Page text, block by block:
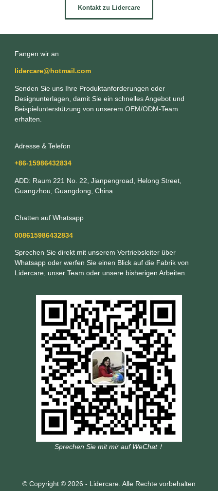
Kontakt zu Lidercare
Fangen wir an
lidercare@hotmail.com
Senden Sie uns Ihre Produktanforderungen oder
Designunterlagen, damit Sie ein schnelles Angebot und
Beispielunterstützung von unserem OEM/ODM-Team
erhalten.
Adresse & Telefon
+86-15986432834
ADD: Raum 221 No. 22, Jianpengroad, Helong Street,
Guangzhou, Guangdong, China
Chatten auf Whatsapp
008615986432834
Sprechen Sie direkt mit unserem Vertriebsleiter über
Whatsapp oder werfen Sie einen Blick auf die Fabrik von
Lidercare, unser Team oder unsere bisherigen Arbeiten.
Sprechen Sie mit mir auf WeChat！
© Copyright © 2026 - Lidercare. Alle Rechte vorbehalten